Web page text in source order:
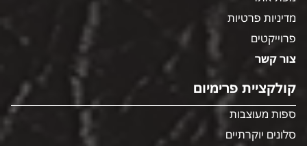
מדיניות פרטיות
פרוייקטים
צור קשר
קולקציית פרימיום
ספות מעוצבות
סלונים יוקרתיים